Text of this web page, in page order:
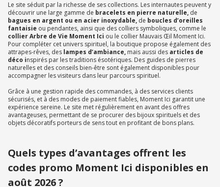
Le site séduit par la richesse de ses collections. Les internautes peuvent y
découvrir une large gamme de bracelets en pierre naturelle, de
bagues en argent ou en acier inoxydable, de boucles d’oreilles
fantaisie ou pendantes, ainsi que des colliers symboliques, comme le
collier Arbre de Vie Moment Ici ou le collier Mauvais Œil Moment Ici.
Pour compléter cet univers spirituel, la boutique propose également des
attrapes-rêves, des lampes d’ambiance, mais aussi des articles de
déco inspirés par les traditions ésotériques. Des guides de pierres
naturelles et des conseils bien-être sont également disponibles pour
accompagner les visiteurs dans leur parcours spirituel.
Grâce à une gestion rapide des commandes, à des services clients
sécurisés, et à des modes de paiement fiables, Moment Ici garantit une
expérience sereine. Le site met régulièrement en avant des offres
avantageuses, permettant de se procurer des bijoux spirituels et des
objets décoratifs porteurs de sens tout en profitant de bons plans.
Quels types d’avantages offrent les
codes promo Moment Ici disponibles en
août 2026 ?